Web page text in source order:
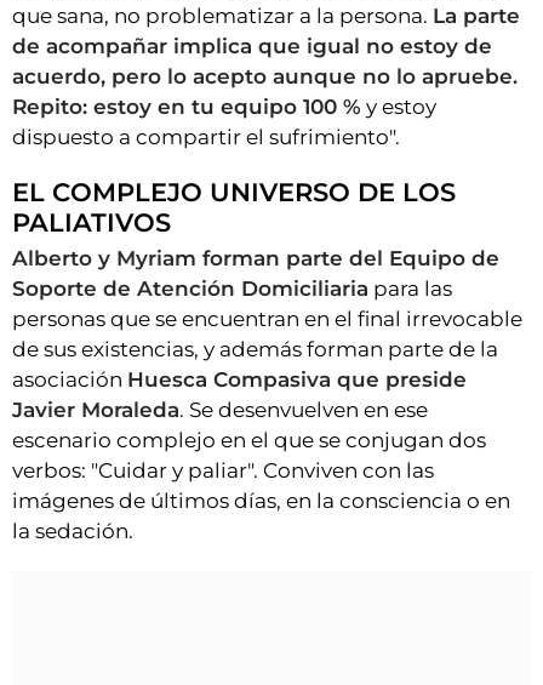
que sana, no problematizar a la persona. La parte
de acompañar implica que igual no estoy de
acuerdo, pero lo acepto aunque no lo apruebe.
Repito: estoy en tu equipo 100 % y estoy
dispuesto a compartir el sufrimiento".
EL COMPLEJO UNIVERSO DE LOS
PALIATIVOS
Alberto y Myriam forman parte del Equipo de
Soporte de Atención Domiciliaria para las
personas que se encuentran en el final irrevocable
de sus existencias, y además forman parte de la
asociación Huesca Compasiva que preside
Javier Moraleda. Se desenvuelven en ese
escenario complejo en el que se conjugan dos
verbos: "Cuidar y paliar". Conviven con las
imágenes de últimos días, en la consciencia o en
la sedación.